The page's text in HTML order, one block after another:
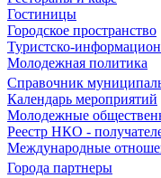
Гостиницы
Городское пространство
Туристско-
Молодежная политика
Справочник
Календарь мероприятий
Молодежные
Реестр НКО -
Международные
Города партнеры